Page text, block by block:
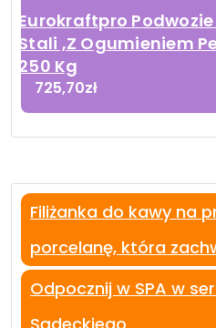
Eurokraftpro
Stali ,Z Ogumieniem
250 Kg
725,70zł
Filiżanka do kawy na
porcelanę, która
Odpocznij w SPA w